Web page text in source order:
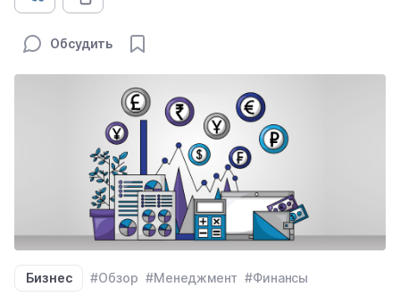
Обсудить
Бизнес #Обзор #Менеджмент #Финансы